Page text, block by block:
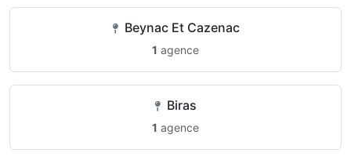
Beynac Et Cazenac
1 agence
Biras
1 agence